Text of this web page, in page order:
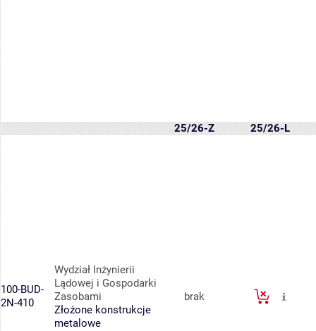
25/26-Z 25/26-L
100-BUD-
2N-410
Wydział Inżynierii
Lądowej i Gospodarki
Zasobami
Złożone konstrukcje
metalowe
brak